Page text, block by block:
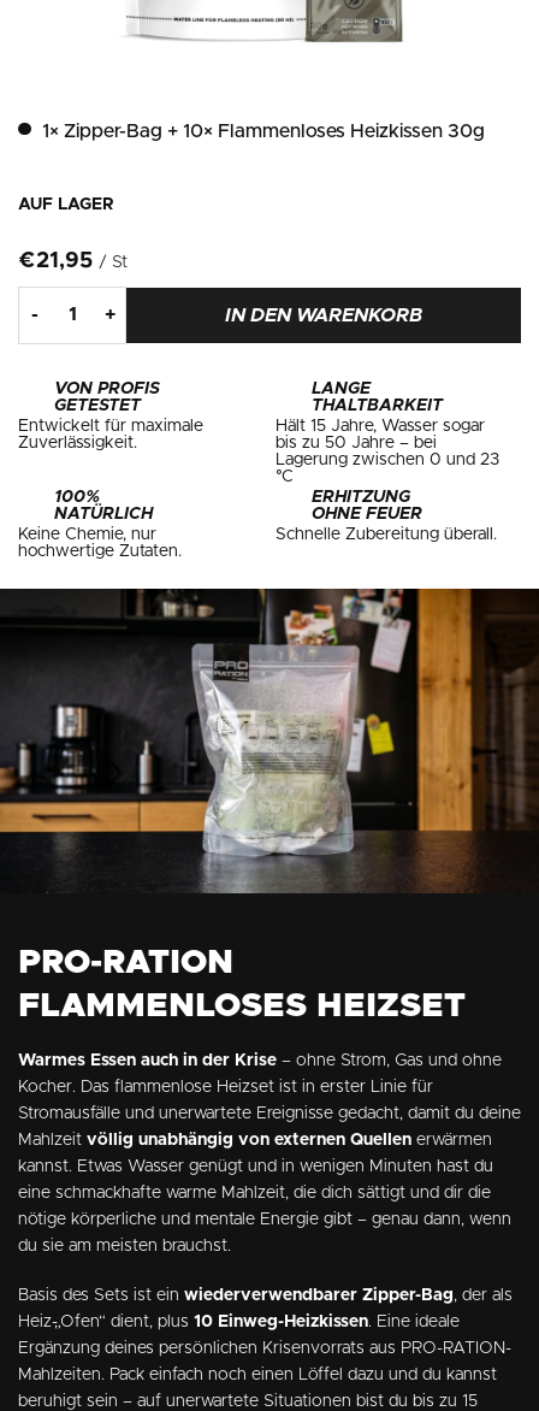
€21,95 / St
AUF LAGER
IN DEN WARENKORB
1× Zipper-Bag + 10× Flammenloses Heizkissen 30g
VON PROFIS
GETESTET
Entwickelt für maximale
Zuverlässigkeit.
LANGE
THALTBARKEIT
Hält 15 Jahre, Wasser sogar
bis zu 50 Jahre – bei
Lagerung zwischen 0 und 23
°C
100%
NATÜRLICH
Keine Chemie, nur
hochwertige Zutaten.
ERHITZUNG
OHNE FEUER
Schnelle Zubereitung überall.
PRO-RATION
FLAMMENLOSES HEIZSET
Warmes Essen auch in der Krise – ohne Strom, Gas und ohne
Kocher. Das flammenlose Heizset ist in erster Linie für
Stromausfälle und unerwartete Ereignisse gedacht, damit du deine
Mahlzeit völlig unabhängig von externen Quellen erwärmen
kannst. Etwas Wasser genügt und in wenigen Minuten hast du
eine schmackhafte warme Mahlzeit, die dich sättigt und dir die
nötige körperliche und mentale Energie gibt – genau dann, wenn
du sie am meisten brauchst.
Basis des Sets ist ein wiederverwendbarer Zipper-Bag, der als
Heiz-„Ofen“ dient, plus 10 Einweg-Heizkissen. Eine ideale
Ergänzung deines persönlichen Krisenvorrats aus PRO-RATION-
Mahlzeiten. Pack einfach noch einen Löffel dazu und du kannst
beruhigt sein – auf unerwartete Situationen bist du bis zu 15